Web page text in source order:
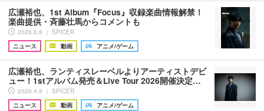
広瀬裕也、1st Album『Focus』収録楽曲情報解禁！
楽曲提供・斉藤壮馬からコメントも
2026.6.8 ｜ SPICER
ニュース
動画 アニメ/ゲーム
広瀬裕也、ランティスレーベルよりアーティストデビ
ュー！1stアルバム発売＆Live Tour 2026開催決定…
2026.4.9 ｜ SPICER
ニュース
動画 アニメ/ゲーム